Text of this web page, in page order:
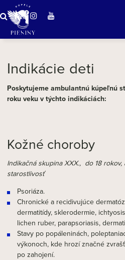
Indikácie deti
Poskytujeme ambulantnú kúpeľnú
roku veku v týchto indikáciách:
Kožné choroby
Indikačná skupina XXX., do 18
starostlivosť
Psoriáza.
Chronické a recidivujúce
dermatitídy, sklerodermie,
lichen ruber, parapsoriasis,
Stavy po popáleninách,
výkonoch, kde hrozí značné
po zahojení.